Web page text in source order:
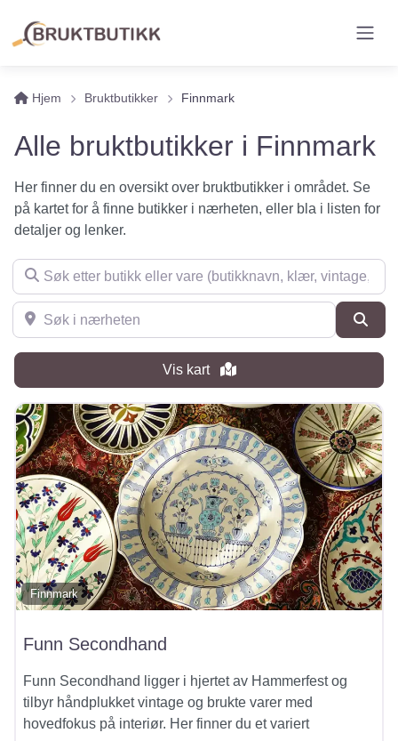
Hjem Bruktbutikker Finnmark
Alle bruktbutikker i Finnmark
Her finner du en oversikt over bruktbutikker i området. Se
på kartet for å finne butikker i nærheten, eller bla i listen for
detaljer og lenker.
Søk etter butikk eller vare (butikknavn, klær, vintage, møbler
Søk i nærheten
Vis kart
Finnmark
Funn Secondhand
Funn Secondhand ligger i hjertet av Hammerfest og
tilbyr håndplukket vintage og brukte varer med
hovedfokus på interiør. Her finner du et variert